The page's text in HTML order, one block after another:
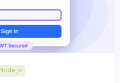
Node.js